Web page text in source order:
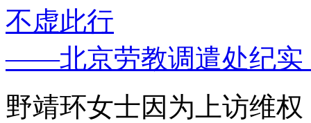
不虚此行
——北京劳教调遣处纪实
野靖环女士因为上访维